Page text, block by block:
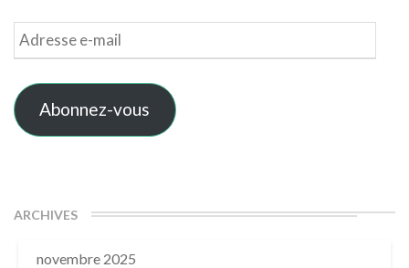
Adresse
e-
mail
Abonnez-vous
ARCHIVES
novembre 2025